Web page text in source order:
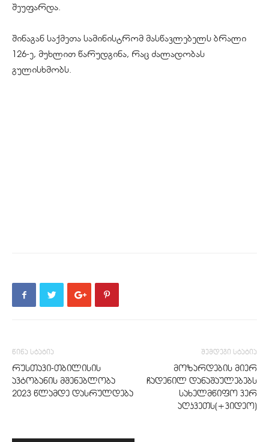
შეუფარდა.
შინაგან საქმეთა სამინისტრომ მასწავლებელს ბრალი
126-ე, მუხლით წარუდგინა, რაც ძალადობას
გულისხმობს.
წინა სტატია
რუსთავი-თბილისის
ავტობანის მშენებლობა
2023 წლამდე დასრულდება
შემდეგი სტატია
მოზარდების მიერ
ჩადენილ დანაშაულებებს
სახელმწიფო ვერ
აღკვეთს(+ვიდეო)